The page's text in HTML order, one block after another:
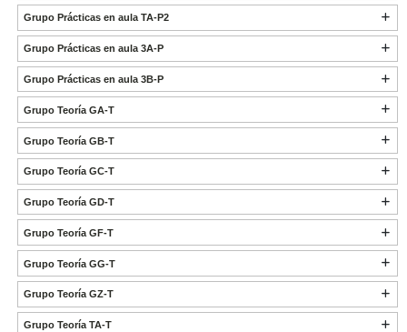
Grupo Prácticas en aula TA-P2
Grupo Prácticas en aula 3A-P
Grupo Prácticas en aula 3B-P
Grupo Teoría GA-T
Grupo Teoría GB-T
Grupo Teoría GC-T
Grupo Teoría GD-T
Grupo Teoría GF-T
Grupo Teoría GG-T
Grupo Teoría GZ-T
Grupo Teoría TA-T